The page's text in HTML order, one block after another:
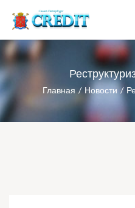
Главная Новости